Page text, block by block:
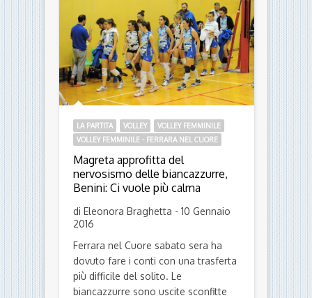
LA PARTITA VOLLEY
VOLLEY FEMMINILE
VOLLEY FEMMINILE - FERRARA NEL CUORE
Magreta approfitta del
nervosismo delle biancazzurre,
Benini: Ci vuole più calma
di Eleonora Braghetta - 10 Gennaio
2016
Ferrara nel Cuore sabato sera ha
dovuto fare i conti con una trasferta
più difficile del solito. Le
biancazzurre sono uscite sconfitte